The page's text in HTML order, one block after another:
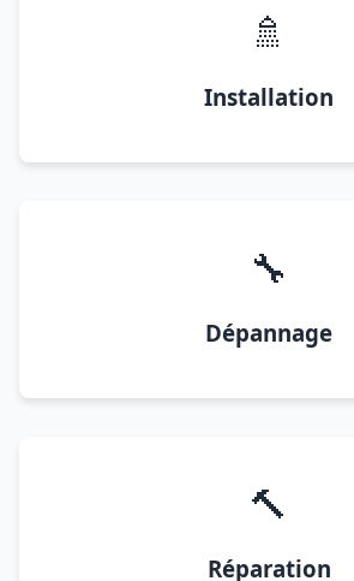
🚿
Installation
🔧
Dépannage
🔨
Réparation